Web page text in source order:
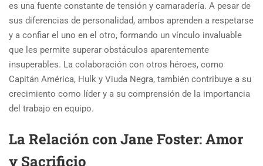
es una fuente constante de tensión y camaradería. A pesar de
sus diferencias de personalidad, ambos aprenden a respetarse
y a confiar el uno en el otro, formando un vínculo invaluable
que les permite superar obstáculos aparentemente
insuperables. La colaboración con otros héroes, como
Capitán América, Hulk y Viuda Negra, también contribuye a su
crecimiento como líder y a su comprensión de la importancia
del trabajo en equipo.
La Relación con Jane Foster: Amor
y Sacrificio